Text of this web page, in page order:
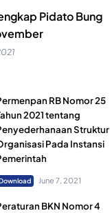
Pidato Bung
RB Nomor 25
2021 tentang
Struktur
Pada Instansi
June 7, 2021
BKN Nomor 4